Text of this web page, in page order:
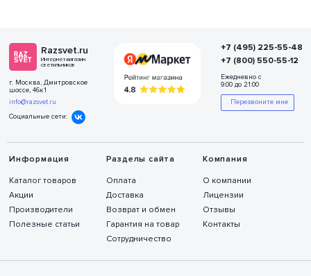
Razsvet.ru
Интернет-магазин
светильников
г. Москва, Дмитровское
шоссе, 46к1
info@razsvet.ru
Социальные сети:
Информация
Каталог товаров
Акции
Производители
Полезные статьи
Разделы сайта
Оплата
Доставка
Возврат и обмен
Гарантия на товар
Сотрудничество
Компания
О компании
Лицензии
Отзывы
Контакты
+7 (495) 225-55-48
+7 (800) 550-55-12
Ежедневно с
9:00 до 21:00
Перезвоните мне